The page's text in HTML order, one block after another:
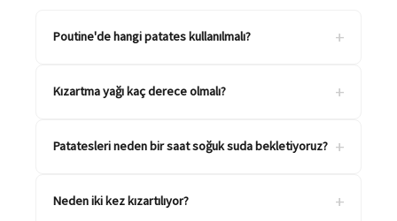
Poutine'de hangi patates kullanılmalı? +
Kızartma yağı kaç derece olmalı? +
Patatesleri neden bir saat soğuk suda bekletiyoruz? +
Neden iki kez kızartılıyor? +